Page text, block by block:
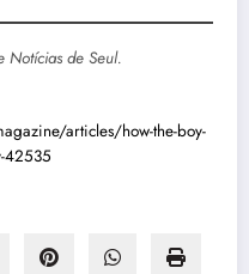
de Seul.
articles/how-the-boy-
42535